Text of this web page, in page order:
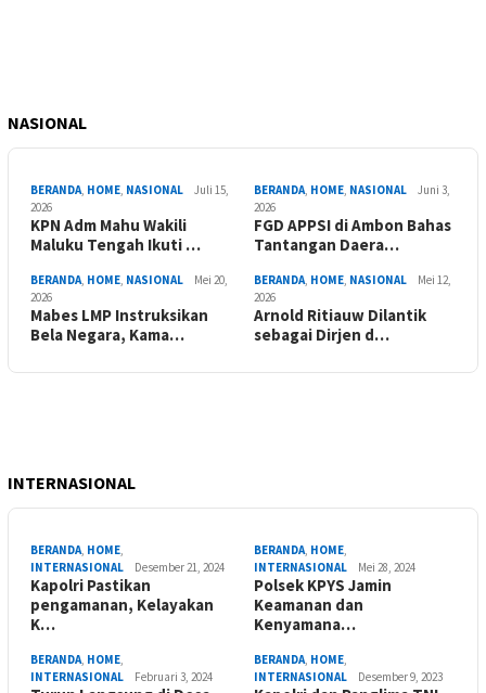
NASIONAL
BERANDA, HOME, NASIONAL
Juli 15,
2026
KPN Adm Mahu Wakili
Maluku Tengah Ikuti …
BERANDA, HOME, NASIONAL
Juni 3,
2026
FGD APPSI di Ambon Bahas
Tantangan Daera…
BERANDA, HOME, NASIONAL
Mei 20,
2026
Mabes LMP Instruksikan
Bela Negara, Kama…
BERANDA, HOME, NASIONAL
Mei 12,
2026
Arnold Ritiauw Dilantik
sebagai Dirjen d…
INTERNASIONAL
BERANDA, HOME,
INTERNASIONAL
Desember 21, 2024
Kapolri Pastikan
pengamanan, Kelayakan
K…
BERANDA, HOME,
INTERNASIONAL
Mei 28, 2024
Polsek KPYS Jamin
Keamanan dan
Kenyamana…
BERANDA, HOME,
INTERNASIONAL
Februari 3, 2024
BERANDA, HOME,
INTERNASIONAL
Desember 9, 2023